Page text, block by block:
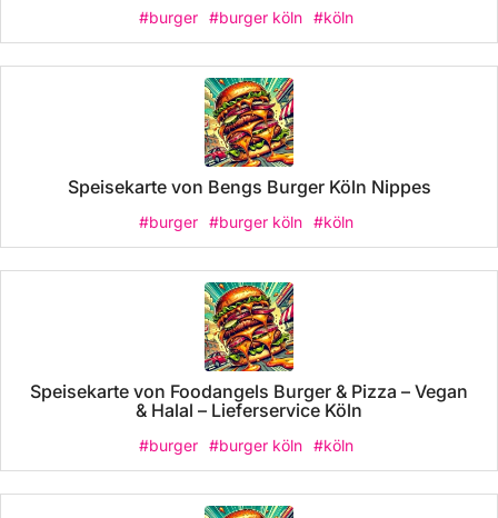
#burger #burger köln #köln
Speisekarte von Bengs Burger Köln Nippes
#burger #burger köln #köln
Speisekarte von Foodangels Burger & Pizza – Vegan
& Halal – Lieferservice Köln
#burger #burger köln #köln